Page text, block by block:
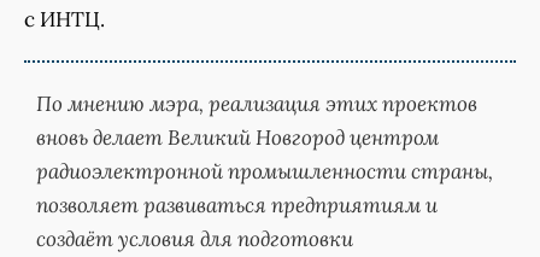
с ИНТЦ.
По мнению мэра, реализация этих проектов
вновь делает Великий Новгород центром
радиоэлектронной промышленности страны,
позволяет развиваться предприятиям и
создаёт условия для подготовки